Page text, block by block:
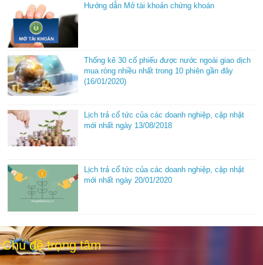
Hướng dẫn Mở tài khoản chứng khoán
Thống kê 30 cổ phiếu được nước ngoài giao dịch
mua ròng nhiều nhất trong 10 phiên gần đây
(16/01/2020)
Lịch trả cổ tức của các doanh nghiệp, cập nhật
mới nhất ngày 13/08/2018
Lịch trả cổ tức của các doanh nghiệp, cập nhật
mới nhất ngày 20/01/2020
Chủ đề trọng tâm